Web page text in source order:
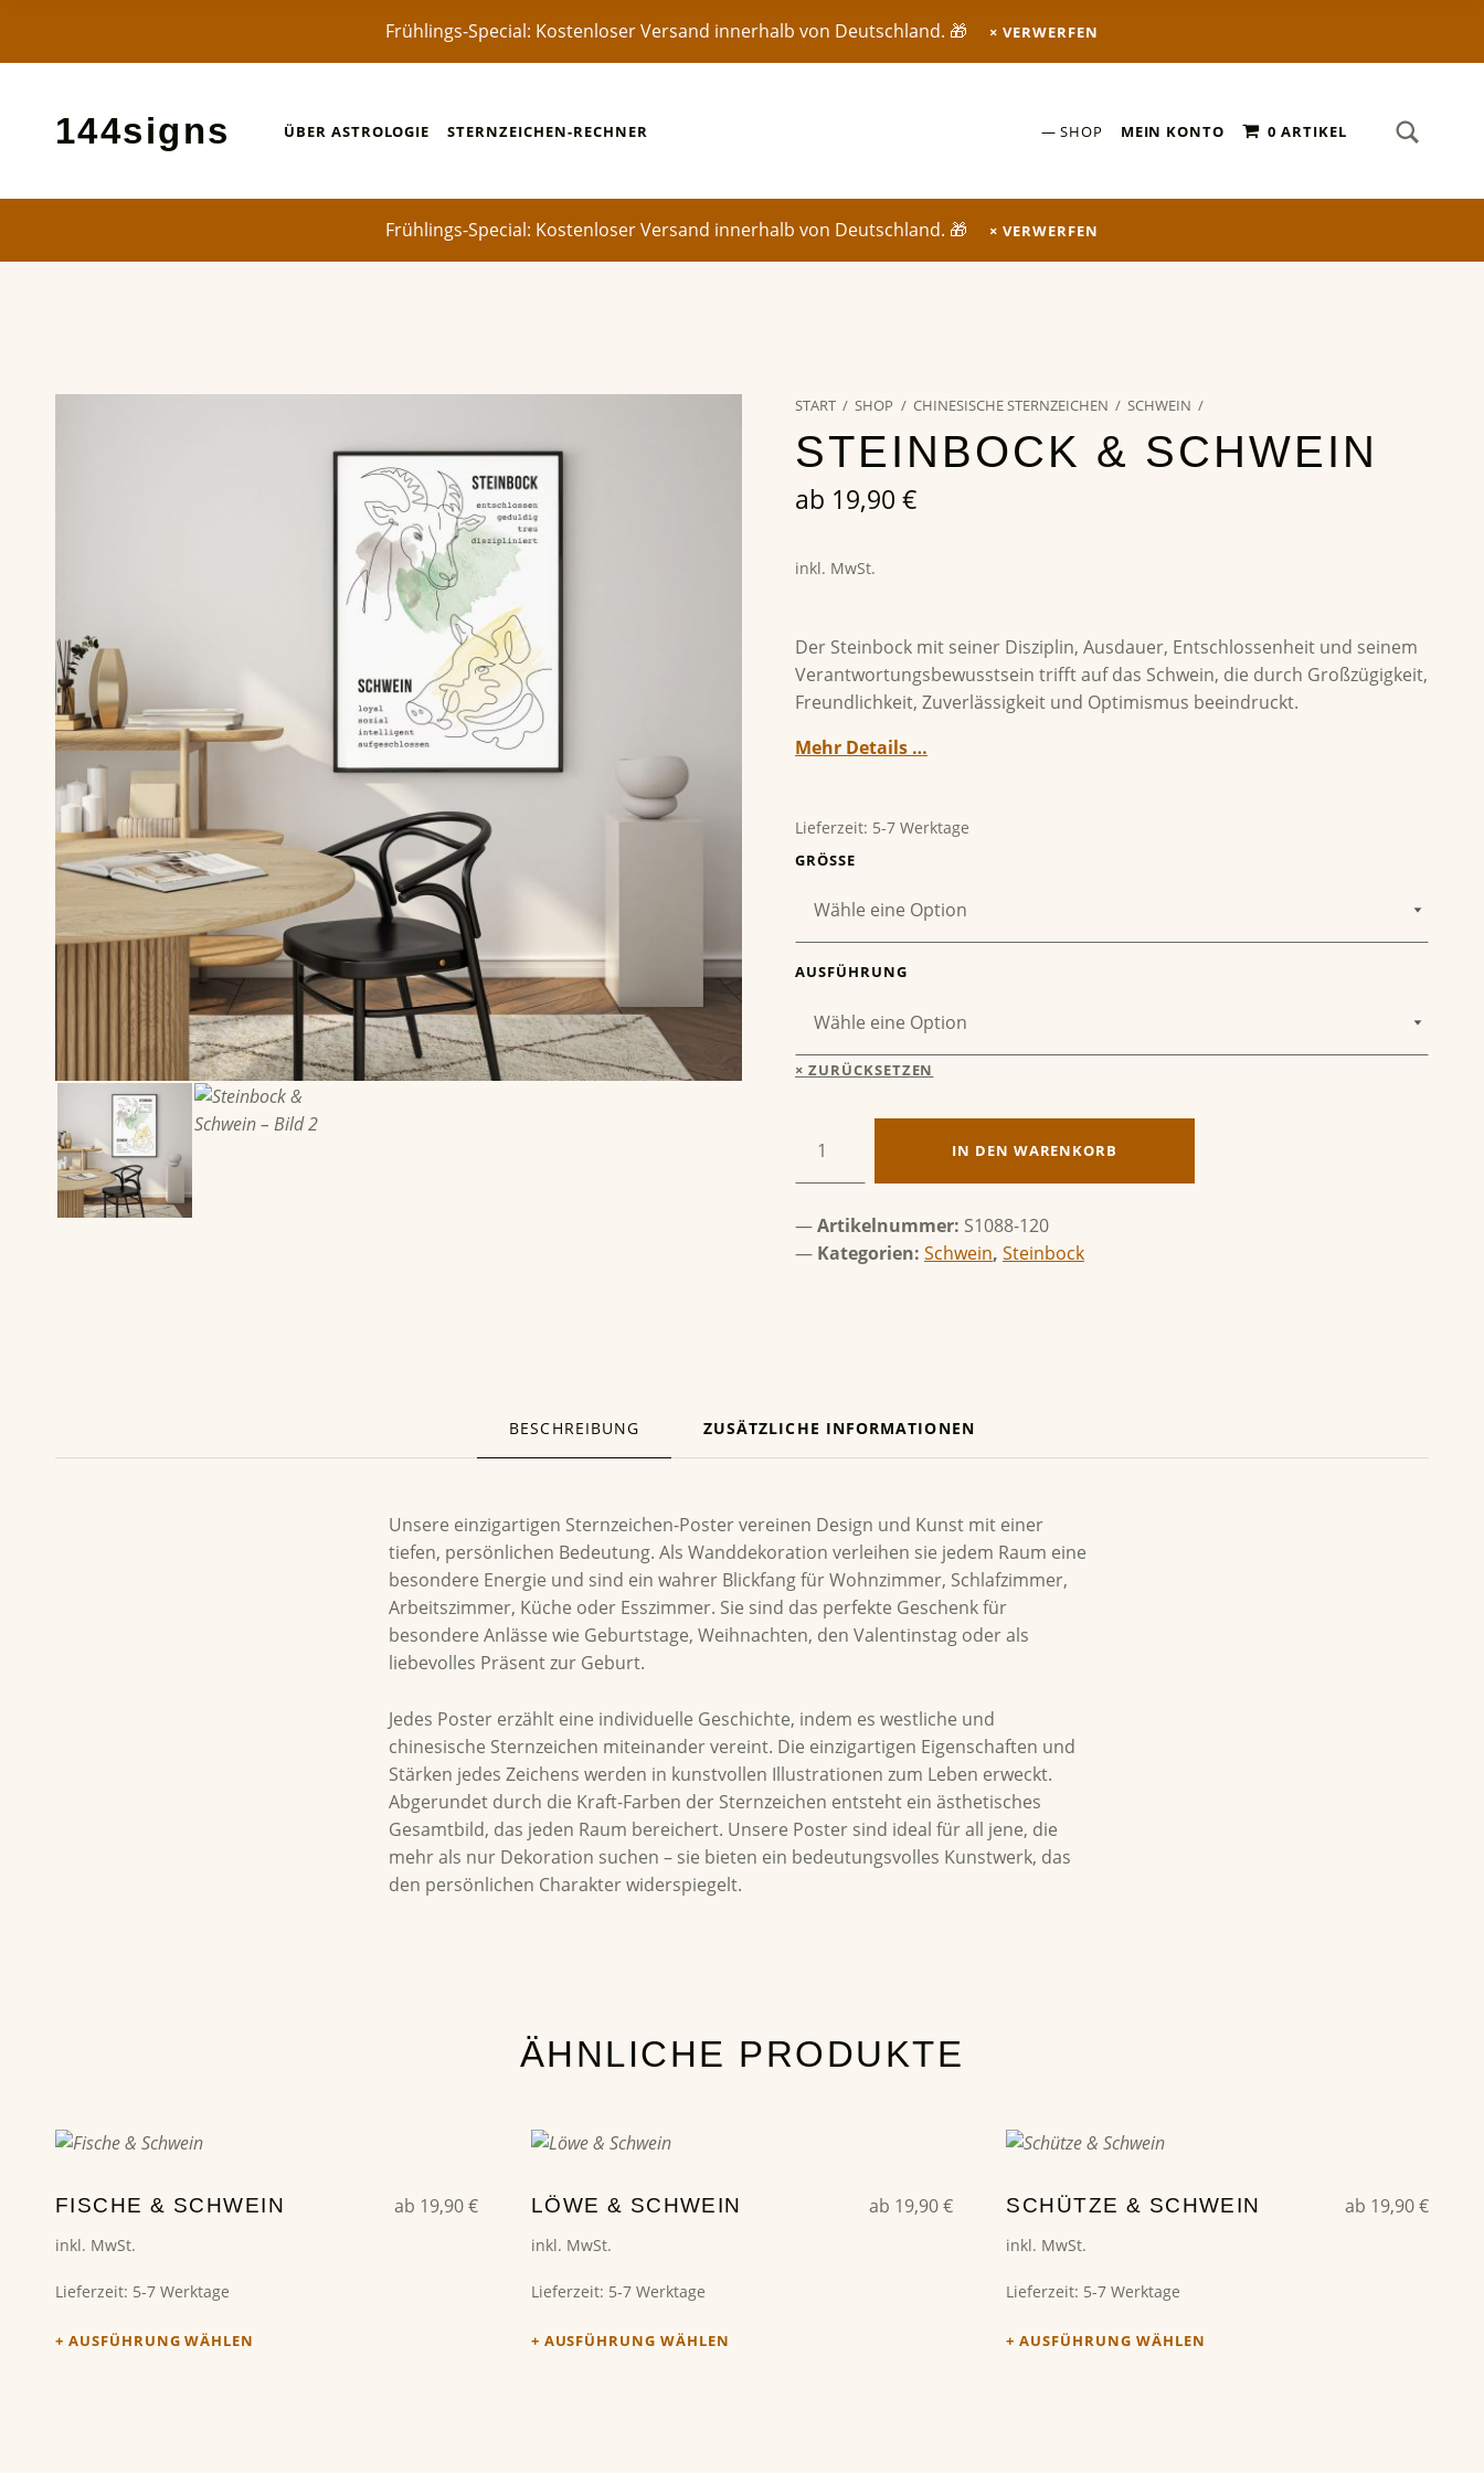
Frühlings-Special: Kostenloser Versand innerhalb von Deutschland. 🎁 VERWERFEN
144signs ÜBER ASTROLOGIE STERNZEICHEN-RECHNER SHOP MEIN KONTO 0 ARTIKEL Search for:
Frühlings-Special: Kostenloser Versand innerhalb von Deutschland. 🎁 VERWERFEN
START / SHOP / CHINESISCHE STERNZEICHEN / SCHWEIN /
STEINBOCK & SCHWEIN
ab 19,90 €
inkl. MwSt.
Der Steinbock mit seiner Disziplin, Ausdauer, Entschlossenheit und seinem
Verantwortungsbewusstsein trifft auf das Schwein, die durch Großzügigkeit,
Freundlichkeit, Zuverlässigkeit und Optimismus beeindruckt.
Mehr Details …
Lieferzeit: 5-7 Werktage
GRÖSSE
AUSFÜHRUNG
ZURÜCKSETZEN
IN DEN WARENKORB
Artikelnummer: S1088-120
Kategorien: Schwein, Steinbock
BESCHREIBUNG ZUSÄTZLICHE INFORMATIONEN
Unsere einzigartigen Sternzeichen-Poster vereinen Design und Kunst mit einer
tiefen, persönlichen Bedeutung. Als Wanddekoration verleihen sie jedem Raum eine
besondere Energie und sind ein wahrer Blickfang für Wohnzimmer, Schlafzimmer,
Arbeitszimmer, Küche oder Esszimmer. Sie sind das perfekte Geschenk für
besondere Anlässe wie Geburtstage, Weihnachten, den Valentinstag oder als
liebevolles Präsent zur Geburt.
Jedes Poster erzählt eine individuelle Geschichte, indem es westliche und
chinesische Sternzeichen miteinander vereint. Die einzigartigen Eigenschaften und
Stärken jedes Zeichens werden in kunstvollen Illustrationen zum Leben erweckt.
Abgerundet durch die Kraft-Farben der Sternzeichen entsteht ein ästhetisches
Gesamtbild, das jeden Raum bereichert. Unsere Poster sind ideal für all jene, die
mehr als nur Dekoration suchen – sie bieten ein bedeutungsvolles Kunstwerk, das
den persönlichen Charakter widerspiegelt.
ÄHNLICHE PRODUKTE
FISCHE & SCHWEIN ab 19,90€
inkl. MwSt.
Lieferzeit: 5-7 Werktage
AUSFÜHRUNG WÄHLEN
Dieses Produkt weist mehrere Varianten auf. Die Optionen können auf der Produktseite gewählt werden
LÖWE & SCHWEIN ab 19,90€
inkl. MwSt.
Lieferzeit: 5-7 Werktage
AUSFÜHRUNG WÄHLEN
Dieses Produkt weist mehrere Varianten auf. Die Optionen können auf der Produktseite gewählt werden
SCHÜTZE & SCHWEIN ab 19,90€
inkl. MwSt.
Lieferzeit: 5-7 Werktage
AUSFÜHRUNG WÄHLEN
Dieses Produkt weist mehrere Varianten auf. Die Optionen können auf der Produktseite gewählt werden